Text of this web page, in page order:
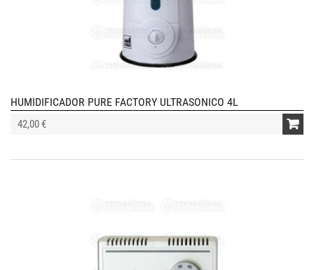
HUMIDIFICADOR PURE FACTORY ULTRASONICO 4L
42,00 €